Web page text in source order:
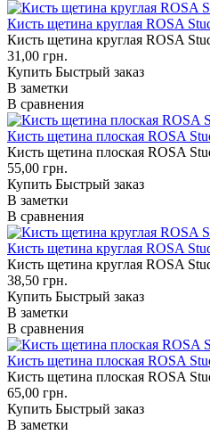
Кисть щетина круглая ROSA
Кисть щетина круглая ROSA
31,00 грн.
Купить Быстрый заказ
В заметки
В сравнения
Кисть щетина плоская ROSA
Кисть щетина плоская ROSA
55,00 грн.
Купить Быстрый заказ
В заметки
В сравнения
Кисть щетина круглая ROSA
Кисть щетина круглая ROSA
38,50 грн.
Купить Быстрый заказ
В заметки
В сравнения
Кисть щетина плоская ROSA
Кисть щетина плоская ROSA
65,00 грн.
Купить Быстрый заказ
В заметки